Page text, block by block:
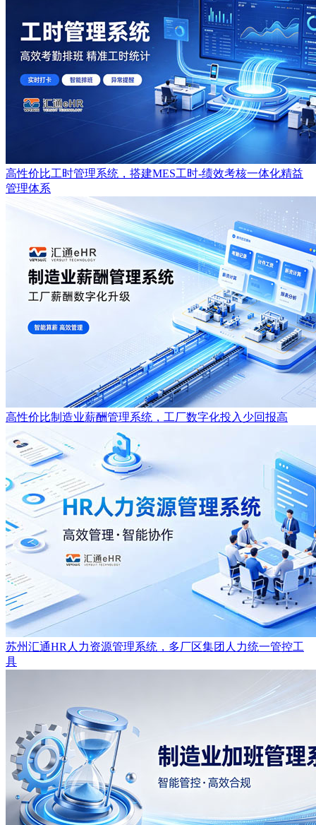
高性价比工时管理系统，搭建MES工时-绩效考核一体化精益
管理体系
高性价比制造业薪酬管理系统，工厂数字化投入少回报高
苏州汇通HR人力资源管理系统，多厂区集团人力统一管控工
具